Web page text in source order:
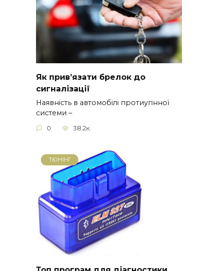
Як прив’язати брелок до
сигналізації
Наявність в автомобілі протиугінної
системи –
0 38.2к.
ТЮНІНГ